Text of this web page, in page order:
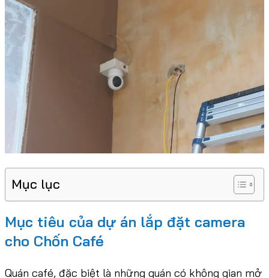
Mục lục
Mục tiêu của dự án lắp đặt camera
cho Chốn Café
Quán café, đặc biệt là những quán có không gian mở